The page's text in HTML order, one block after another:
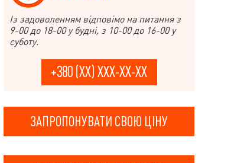
Із задоволенням відповімо на питання з
9-00 до 18-00 у будні, з 10-00 до 16-00 у
суботу.
+380 (XX) XXX-XX-XX
ЗАПРОПОНУВАТИ СВОЮ ЦІНУ